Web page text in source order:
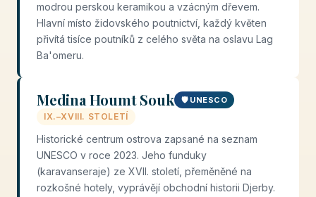
modrou perskou keramikou a vzácným dřevem.
Hlavní místo židovského poutnictví, každý květen
přivítá tisíce poutníků z celého světa na oslavu Lag
Ba'omeru.
Medina Houmt Souk 🛡️ UNESCO
IX.–XVIII. STOLETÍ
Historické centrum ostrova zapsané na seznam
UNESCO v roce 2023. Jeho funduky
(karavanseraje) ze XVII. století, přeměněné na
rozkošné hotely, vyprávějí obchodní historii Djerby.